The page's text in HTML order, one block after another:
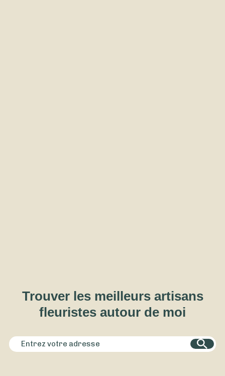
Trouver les meilleurs artisans
fleuristes autour de moi